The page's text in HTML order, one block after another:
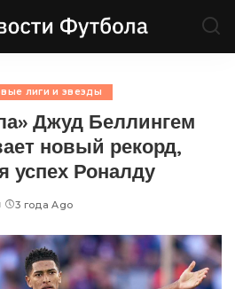
лиги и звезды
Джуд Беллингем
новый рекорд,
успех Роналду
Posted
3 года Ago